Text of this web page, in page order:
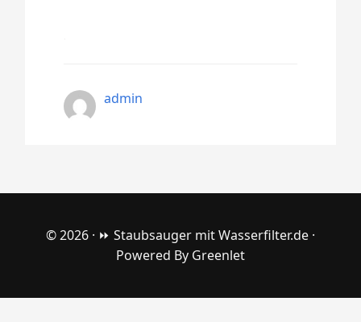
admin
© 2026 · ⏩ Staubsauger mit Wasserfilter.de ·
Powered By Greenlet